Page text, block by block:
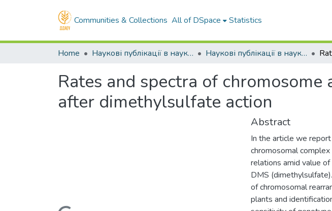
Communities & Collections All of DSpace Statistics
Home Наукові публікації в наукометричних базах Scopus та Web of Science Наукові публікації в наукометричній базі Web of Science
Rates and spectra of
after dimethylsulfate action
Abstract
In the article we
chromosomal
relations amid value
DMS
of chromosomal
plants and